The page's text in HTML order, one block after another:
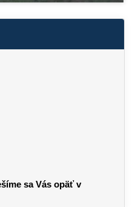
sa Vás opäť v